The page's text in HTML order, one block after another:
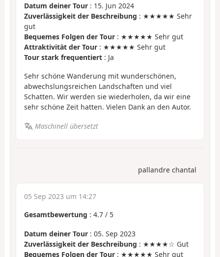
Datum deiner Tour : 15. Jun 2024
Zuverlässigkeit der Beschreibung : ★★★★★ Sehr
gut
Bequemes Folgen der Tour : ★★★★★ Sehr gut
Attraktivität der Tour : ★★★★★ Sehr gut
Tour stark frequentiert : Ja
Sehr schöne Wanderung mit wunderschönen,
abwechslungsreichen Landschaften und viel
Schatten. Wir werden sie wiederholen, da wir eine
sehr schöne Zeit hatten. Vielen Dank an den Autor.
Maschinell übersetzt
pallandre chantal
05 Sep 2023 um 14:27
Gesamtbewertung : 4.7 / 5
Datum deiner Tour : 05. Sep 2023
Zuverlässigkeit der Beschreibung : ★★★★☆ Gut
Bequemes Folgen der Tour : ★★★★★ Sehr gut